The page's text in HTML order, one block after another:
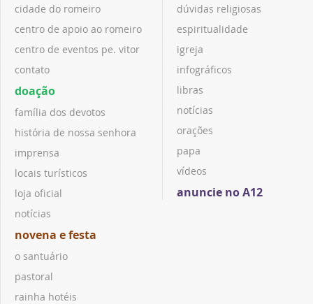
cidade do romeiro
centro de apoio ao romeiro
centro de eventos pe. vitor
contato
doação
família dos devotos
história de nossa senhora
imprensa
locais turísticos
loja oficial
notícias
novena e festa
o santuário
pastoral
rainha hotéis
dúvidas religiosas
espiritualidade
igreja
infográficos
libras
notícias
orações
papa
vídeos
anuncie no A12